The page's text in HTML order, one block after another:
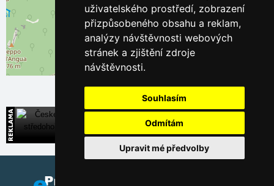
uživatelského prostředí, zobrazení
přizpůsobeného obsahu a reklam,
analýzy návštěvnosti webových
stránek a zjištění zdroje
návštěvnosti.
Souhlasím
Odmítám
Upravit mé předvolby
České středohoří